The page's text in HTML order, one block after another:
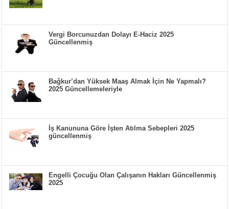
Vergi Borcunuzdan Dolayı E-Haciz 2025
Güncellenmiş
Bağkur’dan Yüksek Maaş Almak İçin Ne Yapmalı?
2025 Güncellemeleriyle
İş Kanununa Göre İşten Atılma Sebepleri 2025
güncellenmiş
Engelli Çocuğu Olan Çalışanın Hakları Güncellenmiş
2025